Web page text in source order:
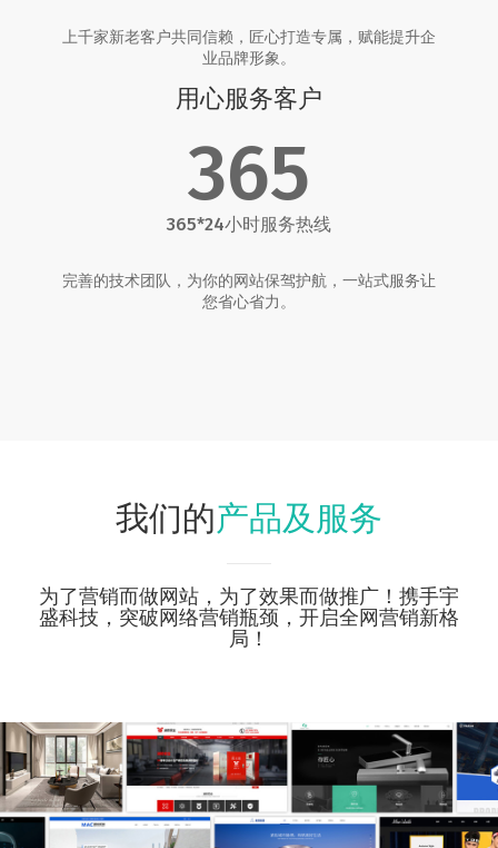
上千家新老客户共同信赖，匠心打造专属，赋能提升企
业品牌形象。
用心服务客户
365
365*24小时服务热线
完善的技术团队，为你的网站保驾护航，一站式服务让
您省心省力。
我们的产品及服务
为了营销而做网站，为了效果而做推广！携手宇
盛科技，突破网络营销瓶颈，开启全网营销新格
局！